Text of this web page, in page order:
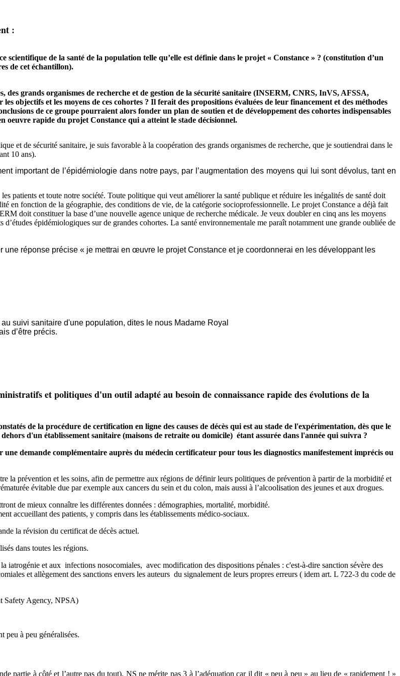
:
de la santé de la population telle qu’elle est définie dans le projet « Constance » ? (constitution d’un
de cet échantillon).
des grands organismes de recherche et de gestion de la sécurité sanitaire (INSERM, CNRS, InVS, AFSSA,
objectifs et les moyens de ces cohortes ? Il ferait des propositions évaluées de leur financement et des méthodes
de ce groupe pourraient alors fonder un plan de soutien et de développement des cohortes indispensables
oeuvre rapide du projet Constance qui a atteint le stade décisionnel.
et de sécurité sanitaire, je suis favorable à la coopération des grands organismes de recherche, que je soutiendrai dans le
10 ans).
important de l’épidémiologie dans notre pays, par l’augmentation des moyens qui lui sont dévolus, tant en
patients et toute notre société. Toute politique qui veut améliorer la santé publique et réduire les inégalités de santé doit
en fonction de la géographie, des conditions de vie, de la catégorie socioprofessionnelle. Le projet Constance a déjà fait
doit constituer la base d’une nouvelle agence unique de recherche médicale. Je veux doubler en cinq ans les moyens
épidémiologiques sur de grandes cohortes. La santé environnementale me paraît notamment une grande oubliée de
une réponse précise « je mettrai en œuvre le projet Constance et je coordonnerai en les développant les
suivi sanitaire d'une population, dites le nous Madame Royal
d’être précis.
et politiques d'un outil adapté au besoin de connaissance rapide des évolutions de la
de la procédure de certification en ligne des causes de décès qui est au stade de l'expérimentation, dès que le
d'un établissement sanitaire (maisons de retraite ou domicile) étant assurée dans l'année qui suivra ?
demande complémentaire auprès du médecin certificateur pour tous les diagnostics manifestement imprécis ou
la prévention et les soins, afin de permettre aux régions de définir leurs politiques de prévention à partir de la morbidité et
évitable due par exemple aux cancers du sein et du colon, mais aussi à l’alcoolisation des jeunes et aux drogues.
de mieux connaître les différentes données : démographies, mortalité, morbidité.
accueillant des patients, y compris dans les établissements médico-sociaux.
la révision du certificat de décès actuel.
dans toutes les régions.
et aux infections nosocomiales, avec modification des dispositions pénales : c'est-à-dire sanction sévère des
et allègement des sanctions envers les auteurs du signalement de leurs propres erreurs ( idem art. L 722-3 du code de
Safety Agency, NPSA)
peu à peu généralisées.
partie à côté et l’autre pas du tout). NS ne mérite pas 3 à l’adéquation car il dit « peu à peu » au lieu de « rapidement ! »